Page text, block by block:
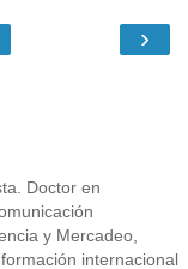
›
Doctor en
y Mercadeo,
internacional